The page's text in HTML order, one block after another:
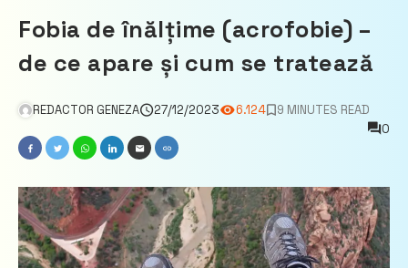
Fobia de înălțime (acrofobie) –
de ce apare și cum se tratează
REDACTOR GENEZA 27/12/2023 6.124
9 MINUTES READ
0